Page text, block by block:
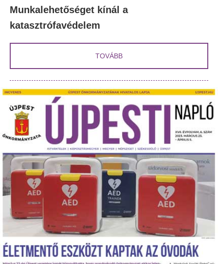
Munkalehetőséget kínál a
katasztrófavédelem
TOVÁBB